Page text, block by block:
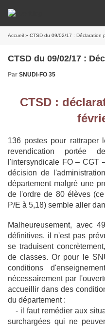
Accueil » CTSD du 09/02/17 : Déclaration
CTSD du 09/02/17 :
Par SNUDI-FO 35
CTSD :
136 postes pour rattraper
revendication portée
l'intersyndicale FO – CGT
décision de
département malgré une
de l'ordre de 80 élèves
P/E à 5,18) semble aller
Malheureusement, avec
définitives, il n'est pas
se traduisent
de classes. Or pour le
conditions
nécessairement par
accueillir dans des
du département :
- il faut remédier aux
surchargées qui ne